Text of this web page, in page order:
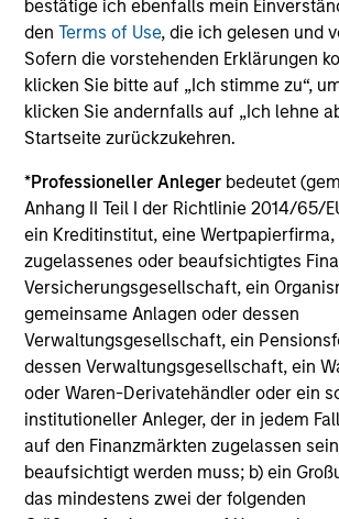
bestätige ich ebenfalls mein
denTerms of Use, die ich gelesen und
Sofern die vorstehenden Erklärungen
klicken Sie bitte auf „Ich stimme zu“,
klicken Sie andernfalls auf „Ich lehne
Startseite zurückzukehren.
*Professioneller Anleger bedeutet
Anhang II Teil I der Richtlinie 2014/65/
ein Kreditinstitut, eine Wertpapierfirma,
zugelassenes oder beaufsichtigtes
Versicherungsgesellschaft, ein
gemeinsame Anlagen oder dessen
Verwaltungsgesellschaft, ein
dessen Verwaltungsgesellschaft, ein
oder Waren-Derivatehändler oder ein
institutioneller Anleger, der in jedem
auf den Finanzmärkten zugelassen
beaufsichtigt werden muss; b) ein
das mindestens zwei der folgenden
Fund umbenannt, welcher die
Wertentwicklungshistorie des
Die abgebildete Performance des
wird auf Grundlage des
2025 und danach dem MSCI USA
(NR). Der Index wurde geändert,
Investoren passender zu sein.
Es wurde eine zusammengefasste
verwendet, da sich die Benchmark
Berichtszeitraum verändert hat.
Dielaufenden Kostenspiegeln die
Aufwendungen wider, die während des
Geschäftsbetriebs des Fonds anfallen
des Fonds im Laufe der Zeit abgezogen
sind die Gebühren für die
(Verwaltungsgebühr),